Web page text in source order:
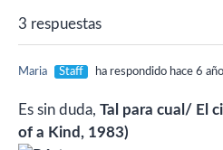
3 respuestas
Maria Staff ha respondido hace 6
Es sin duda, Tal para cual/ El
of a Kind, 1983)